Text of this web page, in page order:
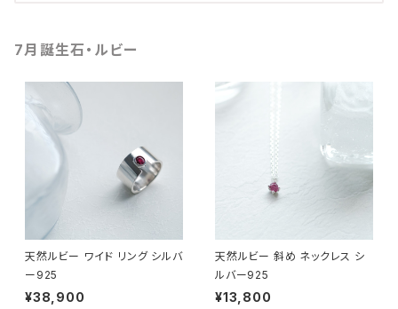
7月誕生石・ルビー
天然ルビー ワイド リング シルバ
ー925
¥38,900
天然ルビー 斜め ネックレス シ
ルバー925
¥13,800